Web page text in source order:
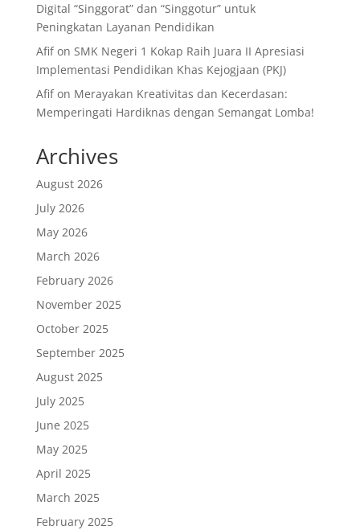
Digital “Singgorat” dan “Singgotur” untuk
Peningkatan Layanan Pendidikan
Afifon SMK Negeri 1 Kokap Raih Juara II Apresiasi
Implementasi Pendidikan Khas Kejogjaan (PKJ)
Afifon Merayakan Kreativitas dan Kecerdasan:
Memperingati Hardiknas dengan Semangat Lomba!
Archives
August 2026
July 2026
May 2026
March 2026
February 2026
November 2025
October 2025
September 2025
August 2025
July 2025
June 2025
May 2025
April 2025
March 2025
February 2025